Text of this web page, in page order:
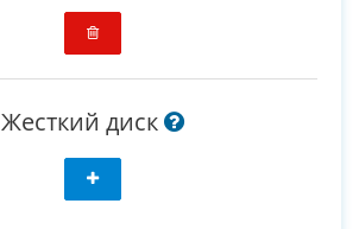
Жесткий диск